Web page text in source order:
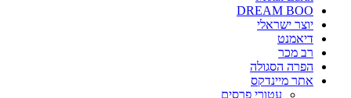
DREAM BOO
יוצר ישראלי
דיאמנט
רב מכר
הפרה הסגולה
אתר מיינדקס
עטורי פרסים